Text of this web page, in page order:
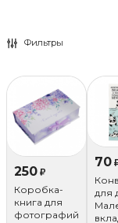
Фильтры
250 ₽
Коробка-
книга для
фотографий
70
для